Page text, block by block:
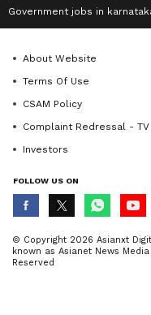
Government jobs in
About Website
Terms Of Use
CSAM Policy
Complaint Redressal - TV
Investors
FOLLOW US ON
© Copyright 2026 Asianxt
known as Asianet News
Reserved